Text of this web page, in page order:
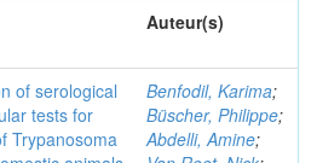
Auteur(s)
of serological
tests for
Trypanosoma
Benfodil, Karima;
Büscher, Philippe;
Abdelli, Amine;